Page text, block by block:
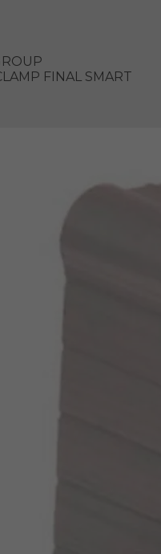
FINAL SMART